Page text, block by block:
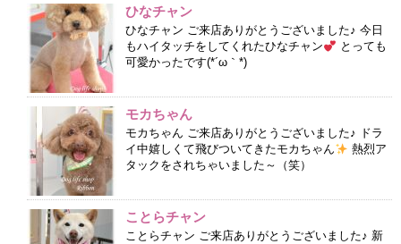
ひなチャン
ひなチャン ご来店ありがとうございました♪ 今日
もハイタッチをしてくれたひなチャン
とっても
可愛かったです(*´ω｀*)
モカちゃん
モカちゃん ご来店ありがとうございました♪ ドラ
イ中嬉しくて飛びついてきたモカちゃん
熱烈ア
タックをされちゃいました～（笑）
ことらチャン
ことらチャン ご来店ありがとうございました♪ 新